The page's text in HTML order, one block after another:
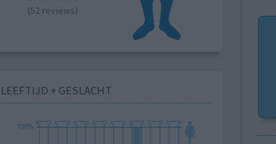
(52 reviews)
LEEFTIJD + GESLACHT